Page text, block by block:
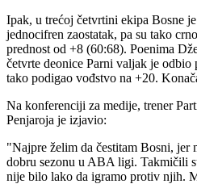
Ipak, u trećoj četvrtini ekipa Bosne
jednocifren zaostatak, pa su tako
prednost od +8 (60:68). Poenima
četvrte deonice Parni valjak je odbio
tako podigao vođstvo na +20.
Na konferenciji za medije, trener
Penjaroja je izjavio:
"Najpre želim da čestitam Bosni, jer
dobru sezonu u ABA ligi. Takmičili
nije bilo lako da igramo protiv njih.